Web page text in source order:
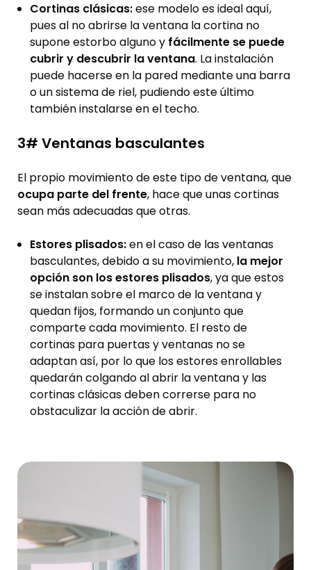
Cortinas clásicas:ese modelo es ideal aquí,
pues al no abrirse la ventana la cortina no
supone estorbo alguno y fácilmente se puede
cubrir y descubrir la ventana. La instalación
puede hacerse en la pared mediante una barra
o un sistema de riel, pudiendo este último
también instalarse en el techo.
3# Ventanas basculantes
El propio movimiento de este tipo de ventana, que
ocupa parte del frente, hace que unas cortinas
sean más adecuadas que otras.
Estores plisados:en el caso de las ventanas
basculantes, debido a su movimiento, la mejor
opción son los estores plisados, ya que estos
se instalan sobre el marco de la ventana y
quedan fijos, formando un conjunto que
comparte cada movimiento. El resto de
cortinas para puertas y ventanas no se
adaptan así, por lo que los estores enrollables
quedarán colgando al abrir la ventana y las
cortinas clásicas deben correrse para no
obstaculizar la acción de abrir.